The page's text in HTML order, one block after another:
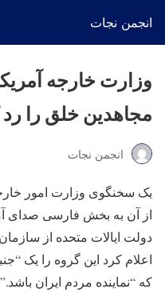
انجمن نجات
وزارت خارجه
مجاهدین خلق را رد
انجمن نجات
یک سخنگوی وزارت امور
از آن به بخش فارسی صدای
دولت ایالات متحده از
اعلام کرد این گروه را یک
که “نماینده مردم ایران باشد.”